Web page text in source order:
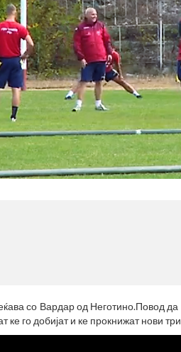
со Вардар од Неготино.Повод
го добијат и ке прокнижат нови